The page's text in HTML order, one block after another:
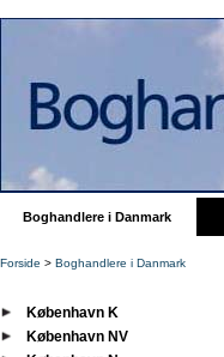
Boghandlere i Danmark
Forside > Boghandlere i Danmark
København K
København NV